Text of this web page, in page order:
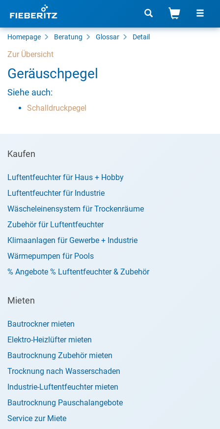
Homepage Beratung Glossar Detail
Zur Übersicht
Geräuschpegel
Siehe auch:
Schalldruckpegel
Kaufen
Luftentfeuchter für Haus + Hobby
Luftentfeuchter für Industrie
Wäscheleinensystem für Trockenräume
Zubehör für Luftentfeuchter
Klimaanlagen für Gewerbe + Industrie
Wärmepumpen für Pools
% Angebote % Luftentfeuchter & Zubehör
Mieten
Bautrockner mieten
Elektro-Heizlüfter mieten
Bautrocknung Zubehör mieten
Trocknung nach Wasserschaden
Industrie-Luftentfeuchter mieten
Bautrocknung Pauschalangebote
Service zur Miete